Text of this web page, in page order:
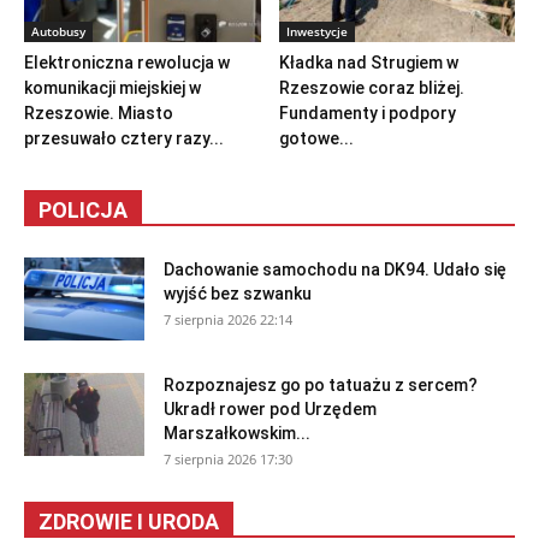
Autobusy
Elektroniczna rewolucja w
komunikacji miejskiej w
Rzeszowie. Miasto
przesuwało cztery razy...
Inwestycje
Kładka nad Strugiem w
Rzeszowie coraz bliżej.
Fundamenty i podpory
gotowe...
POLICJA
Dachowanie samochodu na DK94. Udało się
wyjść bez szwanku
7 sierpnia 2026 22:14
Rozpoznajesz go po tatuażu z sercem?
Ukradł rower pod Urzędem
Marszałkowskim...
7 sierpnia 2026 17:30
ZDROWIE I URODA